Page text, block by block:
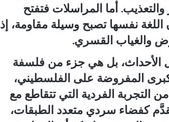
أما المراسلات فتفتح
نفسها تصبح وسيلة مقاومة، إذ
والغياب القسري.
الأحداث، بل هي جزء من فلسفة
المفروضة على الفلسطيني،
التجربة الفردية التي تتقاطع مع
كفضاء سردي متعدد الطبقات،